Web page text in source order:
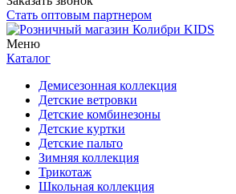
Стать оптовым партнером
Меню
Каталог
Демисезонная коллекция
Детские ветровки
Детские комбинезоны
Детские куртки
Детские пальто
Зимняя коллекция
Трикотаж
Школьная коллекция